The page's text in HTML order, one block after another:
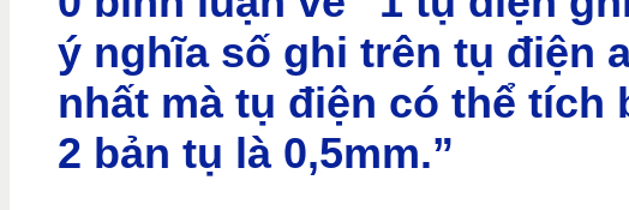
ý nghĩa số ghi trên tụ điện
nhất mà tụ điện có thể tích
2 bản tụ là 0,5mm.”